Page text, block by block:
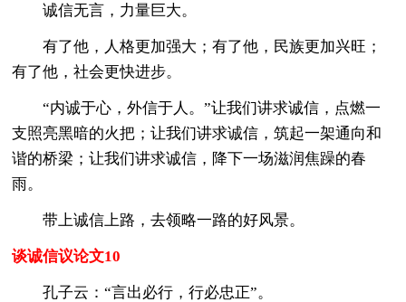
诚信无言，力量巨大。
有了他，人格更加强大；有了他，民族更加兴旺；
有了他，社会更快进步。
“内诚于心，外信于人。”让我们讲求诚信，点燃一
支照亮黑暗的火把；让我们讲求诚信，筑起一架通向和
谐的桥梁；让我们讲求诚信，降下一场滋润焦躁的春
雨。
带上诚信上路，去领略一路的好风景。
谈诚信议论文10
孔子云：“言出必行，行必忠正”。